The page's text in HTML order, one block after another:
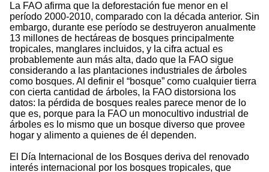
La FAO afirma que la deforestación fue menor en el
período 2000-2010, comparado con la década anterior. Sin
embargo, durante ese período se destruyeron anualmente
13 millones de hectáreas de bosques principalmente
tropicales, manglares incluidos, y la cifra actual es
probablemente aun más alta, dado que la FAO sigue
considerando a las plantaciones industriales de árboles
como bosques. Al definir el “bosque” como cualquier tierra
con cierta cantidad de árboles, la FAO distorsiona los
datos: la pérdida de bosques reales parece menor de lo
que es, porque para la FAO un monocultivo industrial de
árboles es lo mismo que un bosque diverso que provee
hogar y alimento a quienes de él dependen.
El Día Internacional de los Bosques deriva del renovado
interés internacional por los bosques tropicales, que